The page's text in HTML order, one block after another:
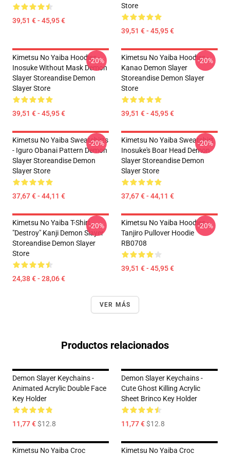
39,51 € - 45,95 €
Store
39,51 € - 45,95 €
Kimetsu No Yaiba Hoodies -
Inosuke Without Mask Demon
Slayer Storeandise Demon
Slayer Store
39,51 € - 45,95 €
-20%
Kimetsu No Yaiba Hoodies -
Kanao Demon Slayer
Storeandise Demon Slayer
Store
39,51 € - 45,95 €
-20%
Kimetsu No Yaiba Sweatshirts
- Iguro Obanai Pattern Demon
Slayer Storeandise Demon
Slayer Store
37,67 € - 44,11 €
-20%
Kimetsu No Yaiba Sweatshirt
Inosuke's Boar Head Demon
Slayer Storeandise Demon
Slayer Store
37,67 € - 44,11 €
-20%
Kimetsu No Yaiba T-Shirt -
"Destroy" Kanji Demon Slayer
Storeandise Demon Slayer
Store
24,38 € - 28,06 €
-20%
Kimetsu No Yaiba Hoodies -
Tanjiro Pullover Hoodie
RB0708
39,51 € - 45,95 €
-20%
VER MÁS
Productos relacionados
Demon Slayer Keychains -
Animated Acrylic Double Face
Key Holder
11,77 €$12.8
Demon Slayer Keychains -
Cute Ghost Killing Acrylic
Sheet Brinco Key Holder
11,77 €$12.8
Kimetsu No Yaiba Croc
Kimetsu No Yaiba Croc